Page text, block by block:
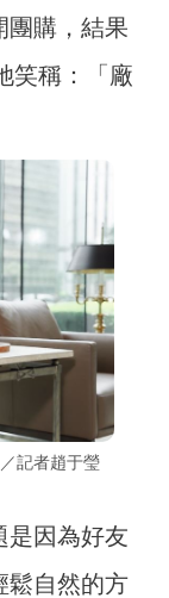
團購，結果
笑稱：「廠
記者趙于瑩
是因為好友
鬆自然的方